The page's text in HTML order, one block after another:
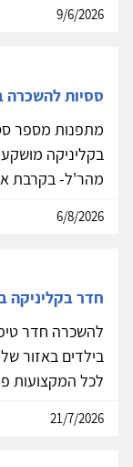
9/6/2026
ססיות להשכרה
מתפנות מספר
בקליניקה
מהר'ל- בקרבת
6/8/2026
חדר בקליניקה
להשכרה חדר
בילדים באזור
לכל המקצועות
21/7/2026